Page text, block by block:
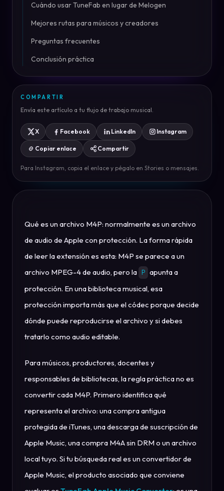
Cuándo usar TuneFab en lugar de Melogen
Mejores rutas para músicos y creadores
Preguntas frecuentes
Conclusión práctica
COMPARTIR
Envía este artículo a tu flujo de trabajo musical.
X Facebook LinkedIn Instagram
Copiar enlace Compartir
Para Instagram, copia el enlace y pégalo en Stories o mensajes.
Qué es un archivo M4P: normalmente es un archivo
de audio de Apple con protección. La forma rápida
de leer la extensión es esta: M4P se parece a un
archivo MPEG-4 de audio, pero la P apunta a
protección. En una biblioteca musical, esa
protección importa más que el códec porque decide
dónde puede reproducirse el archivo y si debes
tratarlo como audio editable.
Para músicos, productores, docentes y
responsables de bibliotecas, la regla práctica no es
convertir cada M4P. Primero identifica qué
representa el archivo: una compra antigua
protegida de iTunes, una descarga de suscripción de
Apple Music, una compra M4A sin DRM o un archivo
local tuyo. Si tu búsqueda real es un convertidor de
Apple Music, el producto asociado que conviene